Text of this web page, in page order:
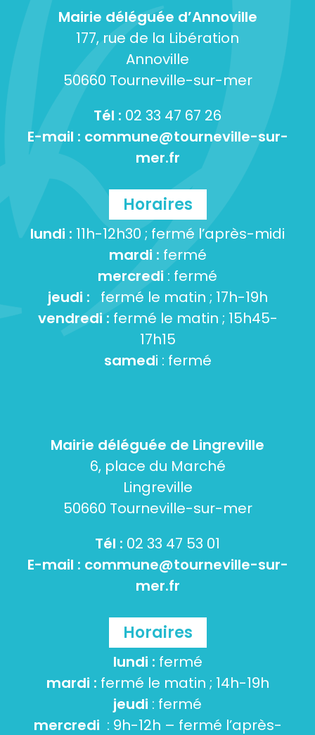
Mairie déléguée d’Annoville
177, rue de la Libération
Annoville
50660 Tourneville-sur-mer
Tél : 02 33 47 67 26
E-mail : commune@tourneville-sur-
mer.fr
Horaires
lundi : 11h-12h30 ; fermé l’après-midi
mardi : fermé
mercredi : fermé
jeudi : fermé le matin ; 17h-19h
vendredi : fermé le matin ; 15h45-
17h15
samedi : fermé
Mairie déléguée de Lingreville
6, place du Marché
Lingreville
50660 Tourneville-sur-mer
Tél : 02 33 47 53 01
E-mail : commune@tourneville-sur-
mer.fr
Horaires
lundi : fermé
mardi : fermé le matin ; 14h-19h
jeudi : fermé
mercredi : 9h-12h – fermé l’après-